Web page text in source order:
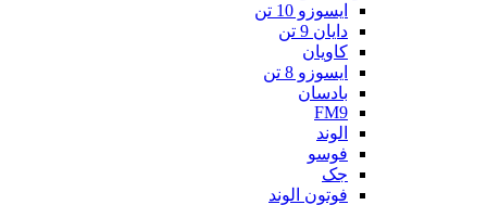
ایسوزو 10 تن
دایان 9 تن
کاویان
ایسوزو 8 تن
بادسان
FM9
الوند
فوسو
جک
فوتون الوند